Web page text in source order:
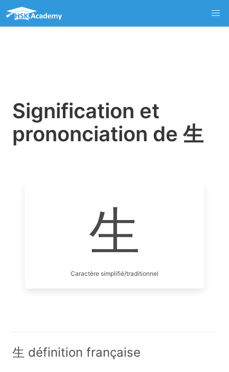
Signification et
prononciation de 生
生
Caractère simplifié/traditionnel
生 définition française